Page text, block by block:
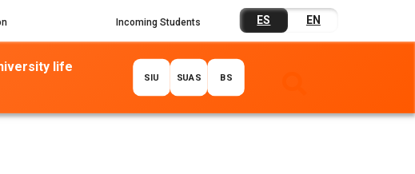
Incoming Students ES EN
life
SIU SUAS BS